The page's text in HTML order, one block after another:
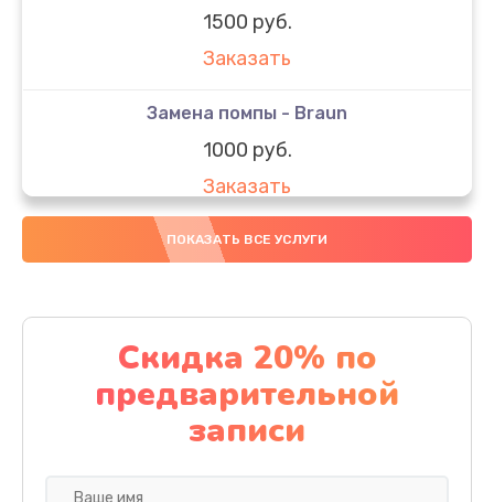
1500 руб.
Заказать
Замена помпы - Braun
1000 руб.
Заказать
Заменить уплотнитель бойлера
Заказать
Ремонт материнской платы
1200 руб.
Заказать
ПОКАЗАТЬ ВСЕ УСЛУГИ
Скидка 20% по
предварительной
записи